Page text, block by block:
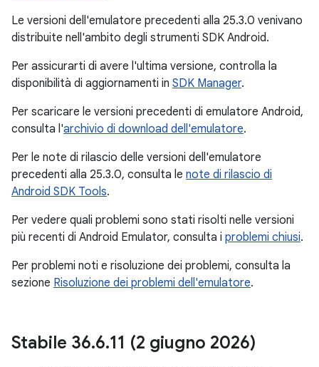
Le versioni dell'emulatore precedenti alla 25.3.0 venivano
distribuite nell'ambito degli strumenti SDK Android.
Per assicurarti di avere l'ultima versione, controlla la
disponibilità di aggiornamenti in SDK Manager.
Per scaricare le versioni precedenti di emulatore Android,
consulta l'archivio di download dell'emulatore.
Per le note di rilascio delle versioni dell'emulatore
precedenti alla 25.3.0, consulta le note di rilascio di
Android SDK Tools.
Per vedere quali problemi sono stati risolti nelle versioni
più recenti di Android Emulator, consulta i problemi chiusi.
Per problemi noti e risoluzione dei problemi, consulta la
sezione Risoluzione dei problemi dell'emulatore.
Stabile 36.6.11 (2 giugno 2026)